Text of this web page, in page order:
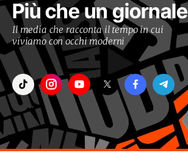
Più che un giornale
Il media che racconta il tempo in cui
viviamo con occhi moderni